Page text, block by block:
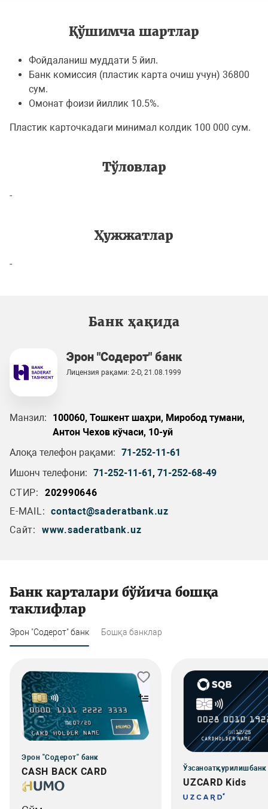
Қўшимча шартлар
Фойдаланиш муддати 5 йил.
Банк комиссия (пластик карта очиш учун) 36800
сум.
Омонат фоизи йиллик 10.5%.
Пластик карточкадаги минимал колдик 100 000 сум.
Тўловлар
-
Ҳужжатлар
-
Банк ҳақида
Эрон "Содерот" банк
Лицензия рақами: 2-D, 21.08.1999
Манзил:
100060, Тошкент шаҳри, Миробод тумани,
Антон Чехов кўчаси, 10-уй
Алоқа телефон рақами: 71-252-11-61
Ишонч телефони: 71-252-11-61 , 71-252-68-49
СТИР:
202990646
E-MAIL: contact@saderatbank.uz
Сайт:
www.saderatbank.uz
Банк карталари бўйича бошқа
таклифлар
Эрон "Содерот" банк Бошқа банклар
Эрон "Содерот" банк
CASH BACK CARD Ўзсаноатқурилишбанк
UZCARD Kids